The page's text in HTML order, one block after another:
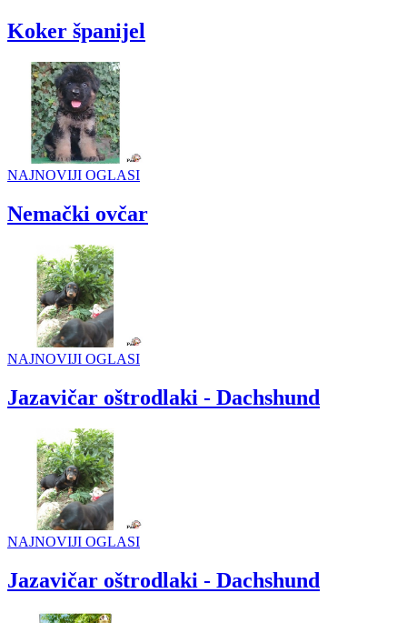
Koker španijel
NAJNOVIJI OGLASI
Nemački ovčar
NAJNOVIJI OGLASI
Jazavičar oštrodlaki - Dachshund
NAJNOVIJI OGLASI
Jazavičar oštrodlaki - Dachshund